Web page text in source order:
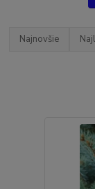
Najnovšie